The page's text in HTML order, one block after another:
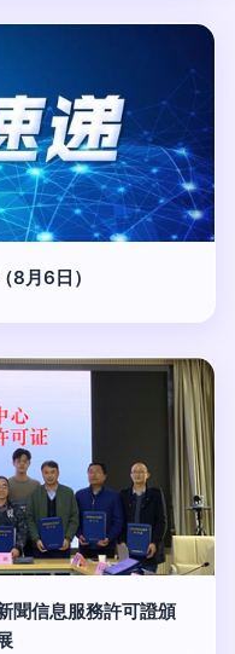
8月6日）
聞信息服務許可證頒